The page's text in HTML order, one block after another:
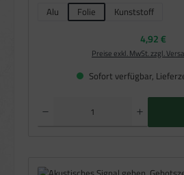
Alu
Folie Kunststoff(Diese Option
Regulärer
4,92 €
Preise exkl. MwSt. zzgl.
Sofort verfügbar,
Produkt Anzahl: Gib den gewünschten Wert ein